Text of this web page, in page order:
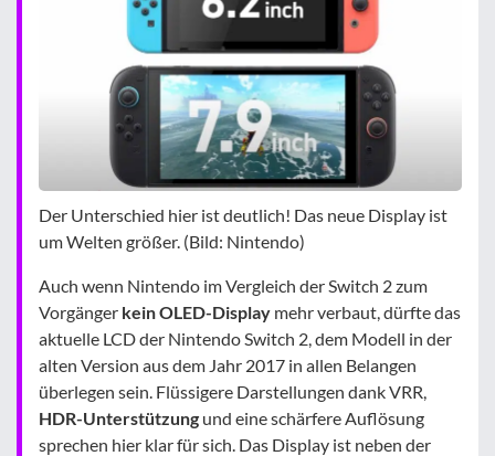
Der Unterschied hier ist deutlich! Das neue Display ist
um Welten größer. (Bild: Nintendo)
Auch wenn Nintendo im Vergleich der Switch 2 zum
Vorgänger kein OLED-Display mehr verbaut, dürfte das
aktuelle LCD der Nintendo Switch 2, dem Modell in der
alten Version aus dem Jahr 2017 in allen Belangen
überlegen sein. Flüssigere Darstellungen dank VRR,
HDR-Unterstützung und eine schärfere Auflösung
sprechen hier klar für sich. Das Display ist neben der